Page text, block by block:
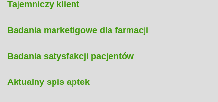
Tajemniczy klient
Badania marketigowe dla farmacji
Badania satysfakcji pacjentów
Aktualny spis aptek